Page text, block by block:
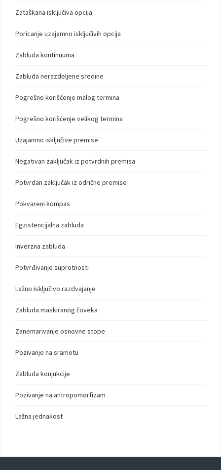
Zataškana isključiva opcija
Poricanje uzajamno isključivih opcija
Zabluda kontinuuma
Zabluda nerazdeljene sredine
Pogrešno korišćenje malog termina
Pogrešno korišćenje velikog termina
Uzajamno isključive premise
Negativan zaključak iz potvrdnih premisa
Potvrdan zaključak iz odrične premise
Pokvareni kompas
Egzistencijalna zabluda
Inverzna zabluda
Potvrđivanje suprotnosti
Lažno isključivo razdvajanje
Zabluda maskiranog čoveka
Zanemarivanje osnovne stope
Pozivanje na sramotu
Zabluda konjukcije
Pozivanje na antropomorfizam
Lažna jednakost